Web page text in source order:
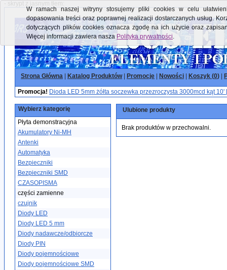
- skrypt z jasnym tłem:
Strona Główna Katalog Produktów| Promocje Nowości Koszyk (0)
Promocja! Dioda LED 5mm żółta soczewka przezroczysta 3000mcd kąt
Wybierz kategorię
Płyta demonstracyjna
Akumulatory Ni-MH
Antenki
Automatyka
Bezpieczniki
Bezpieczniki SMD
CZASOPISMA
części zamienne
czujnik
Diody LED
Diody LED 5 mm
Diody nadawcze/odbiorcze
Diody PIN
Diody pojemnościowe
Diody pojemnościowe SMD
Ulubione produkty
Brak produktów w przechowalni.
W ramach naszej witryny stosujemy pliki cookies w celu
dopasowania treści oraz poprawnej realizacji dostarczanych usług.
dotyczących plików cookies oznacza zgodę na ich użycie oraz
Więcej informacji zawiera nasza Polityka prywatności.